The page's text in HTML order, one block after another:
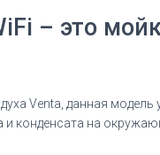
– это
Venta, данная
и конденсата на